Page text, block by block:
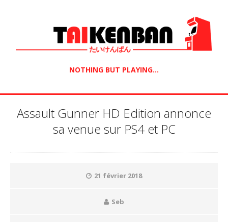
NOTHING BUT PLAYING...
Assault Gunner HD Edition annonce
sa venue sur PS4 et PC
21 février 2018
Seb